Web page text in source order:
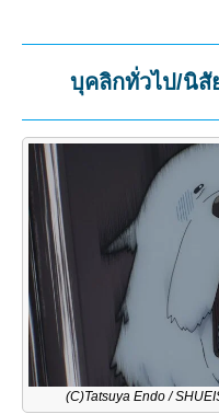
บุคลิกทั่วไป/นิสั
(C)Tatsuya Endo /